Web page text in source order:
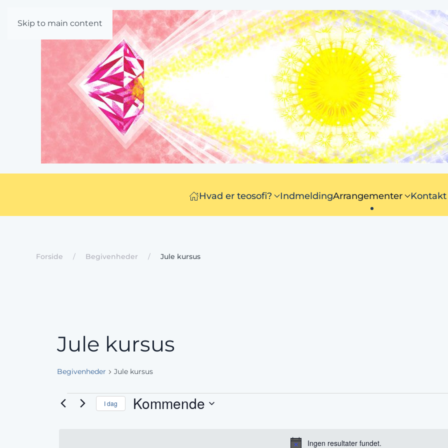
Skip to main content
Hvad er teosofi? IndmeldingArrangementer Kontakt
Forside Begivenheder Jule kursus
Jule kursus
Begivenheder Jule kursus
Begivenheder
Ingen resultater fundet.
I dag Kommende